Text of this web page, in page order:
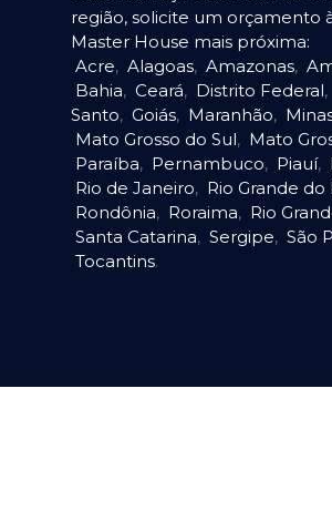
região, solicite um orçamento
Master House mais próxima:
Acre, Alagoas, Amazonas,
Bahia, Ceará, Distrito Federal,
Santo, Goiás, Maranhão,
Mato Grosso do Sul, Mato
Paraíba, Pernambuco, Piauí,
Rio de Janeiro, Rio Grande
Rondônia, Roraima, Rio
Santa Catarina, Sergipe, São
Tocantins.